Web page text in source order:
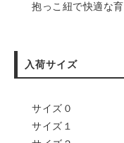
抱っこ紐で快適な
入荷サイズ
サイズ０
サイズ１